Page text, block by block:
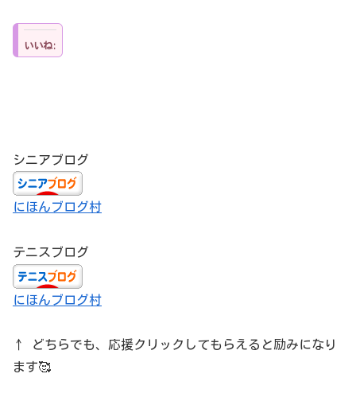
いいね:
シニアブログ
にほんブログ村
テニスブログ
にほんブログ村
↑ どちらでも、応援クリックしてもらえると励みになり
ます🥰